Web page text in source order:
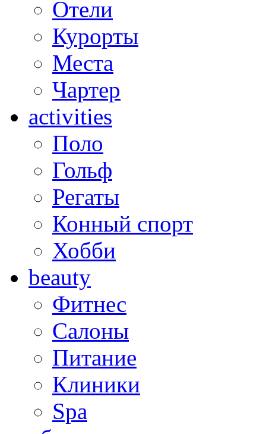
Отели
Курорты
Места
Чартер
activities
Поло
Гольф
Регаты
Конный спорт
Хобби
beauty
Фитнес
Салоны
Питание
Клиники
Spa